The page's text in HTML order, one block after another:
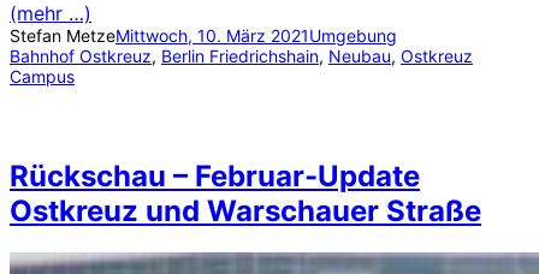
(mehr …)
Stefan MetzeMittwoch, 10. März 2021Umgebung
Bahnhof Ostkreuz, Berlin Friedrichshain, Neubau, Ostkreuz
Campus
Rückschau – Februar-Update
Ostkreuz und Warschauer Straße